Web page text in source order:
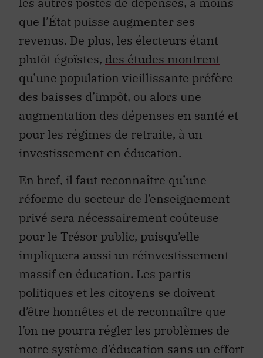
que l’État puisse augmenter ses
revenus. De plus, les électeurs étant
plutôt égoïstes, des études montrent
qu’une population vieillissante préfère
des baisses d’impôt, ou alors une
augmentation des dépenses en santé et
pour les régimes de retraite, à un
investissement en éducation.
En bref, il faut reconnaître qu’une
réforme du secteur de l’enseignement
privé sera nécessairement coûteuse
pour le Trésor public, puisqu’elle
impliquera aussi un réinvestissement
massif en éducation. Les partis
politiques et les citoyens se doivent
d’être honnêtes et de reconnaître que
l’on ne pourra régler les problèmes de
notre système d’éducation sans un effort